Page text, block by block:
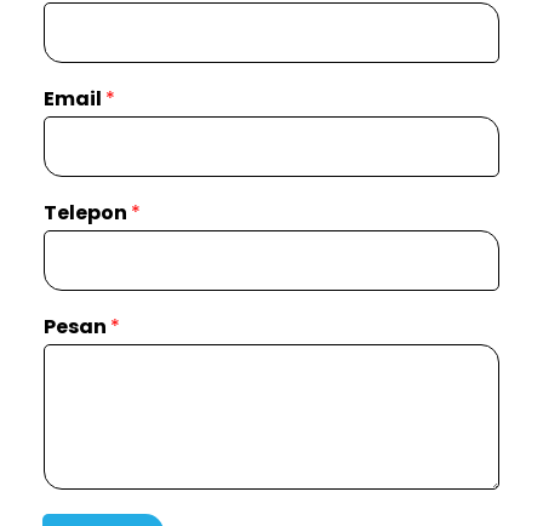
Email *
Telepon *
Pesan *